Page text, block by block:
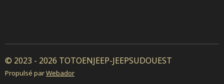
© 2023 - 2026 TOTOENJEEP-JEEPSUDOUEST
Propulsé parWebador